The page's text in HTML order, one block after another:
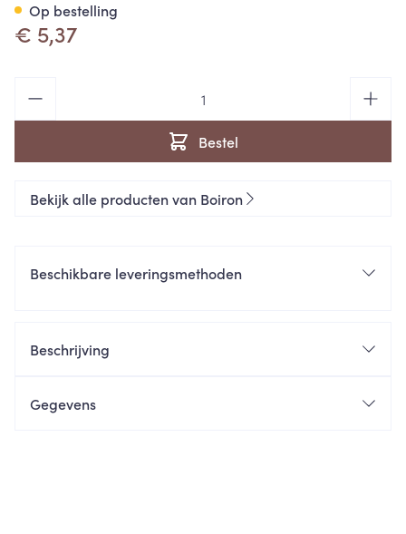
€ 5,37
Bestel
Op bestelling
Bekijk alle producten van Boiron
Beschikbare leveringsmethoden
Beschrijving
Gegevens